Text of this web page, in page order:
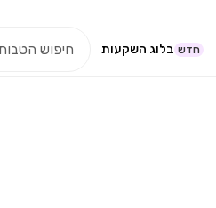
בלוג השקעות חדש